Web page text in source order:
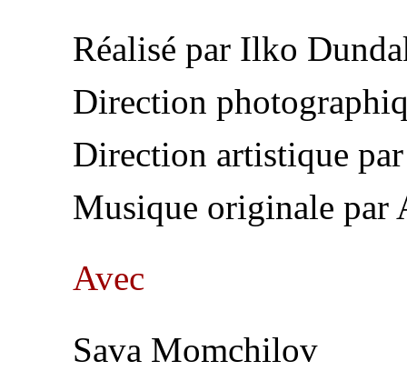
Réalisé par Ilko
Direction
Direction artistique
Musique originale
Avec
Sava Momchilov